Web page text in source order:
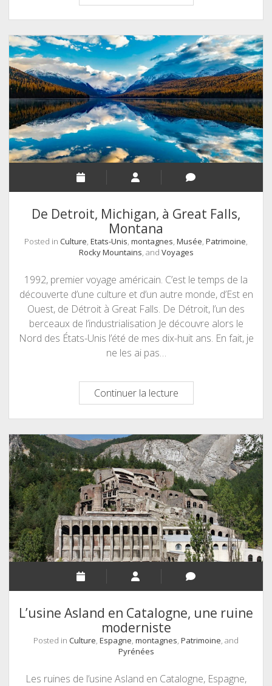
de
Stonehenge
au
petit
matin
De Detroit, Michigan, à Great Falls,
Montana
Posted in Culture, Etats-Unis, montagnes, Musée, Patrimoine,
Rocky Mountains, and Voyages
1992, premier voyage américain. C’est le temps de la
découverte d’une culture et d’un autre monde, d’Est en
Ouest, de Détroit à Great Falls. De Détroit, l’un des
berceaux de l’industrialisation Je découvre alors le
Nord des États-Unis l’été de mes dix-huit ans. En fait, je
ne les ai pas…
Continuer la lectureDe
Detroit,
Michigan,
à
Great
Falls,
Montana
L’usine Asland en Catalogne, une ruine
moderniste
Posted in Culture, Espagne, montagnes, Patrimoine, and
Pyrénées
Les ruines de l’usine Asland en Catalogne, Espagne,